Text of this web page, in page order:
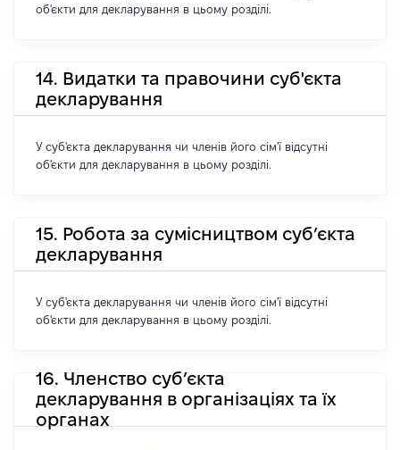
об'єкти для декларування в цьому розділі.
14. Видатки та правочини суб'єкта
декларування
У суб'єкта декларування чи членів його сім'ї відсутні
об'єкти для декларування в цьому розділі.
15. Робота за сумісництвом суб’єкта
декларування
У суб'єкта декларування чи членів його сім'ї відсутні
об'єкти для декларування в цьому розділі.
16. Членство суб’єкта
декларування в організаціях та їх
органах